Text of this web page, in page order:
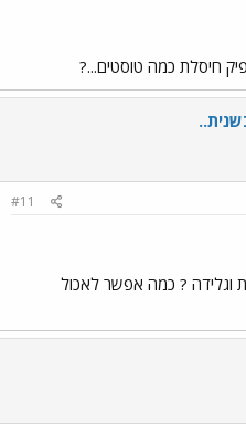
חיסלת כמה טוסטים...?
#11
וגלידה ? כמה אפשר לאכול